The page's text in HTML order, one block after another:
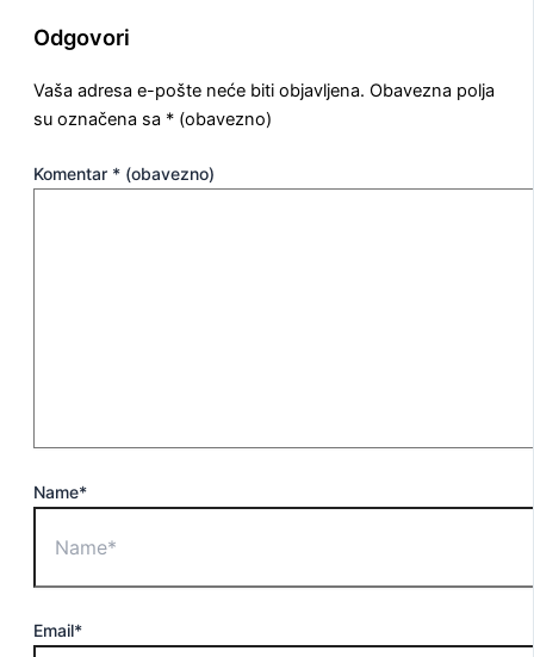
Odgovori
Vaša adresa e-pošte neće biti objavljena. Obavezna polja
su označena sa * (obavezno)
Komentar * (obavezno)
Name*
Email*